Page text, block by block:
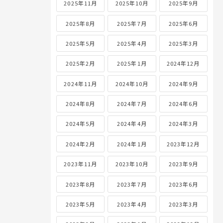
2025年11月 2025年10月 2025年9月
2025年8月 2025年7月 2025年6月
2025年5月 2025年4月 2025年3月
2025年2月 2025年1月 2024年12月
2024年11月 2024年10月 2024年9月
2024年8月 2024年7月 2024年6月
2024年5月 2024年4月 2024年3月
2024年2月 2024年1月 2023年12月
2023年11月 2023年10月 2023年9月
2023年8月 2023年7月 2023年6月
2023年5月 2023年4月 2023年3月